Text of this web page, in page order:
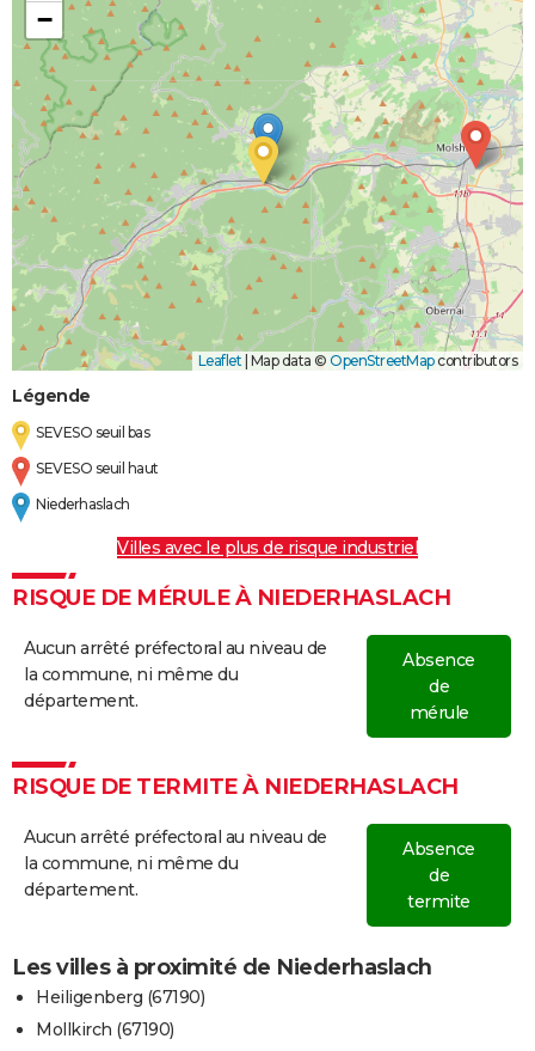
−
Leaflet Map data © OpenStreetMapcontributors
Légende
SEVESO seuil bas
SEVESO seuil haut
Niederhaslach
Villes avec le plus de risque industriel
RISQUE DE MÉRULE À NIEDERHASLACH
Aucun arrêté préfectoral au niveau de
la commune, ni même du
département.
Absence
de
mérule
RISQUE DE TERMITE À NIEDERHASLACH
Aucun arrêté préfectoral au niveau de
la commune, ni même du
département.
Absence
de
termite
Les villes à proximité de Niederhaslach
Heiligenberg (67190)
Mollkirch (67190)